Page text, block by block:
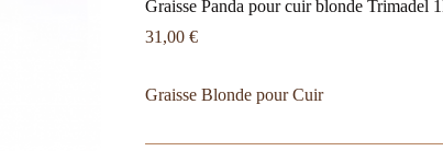
Graisse Panda pour cuir blonde Trimadel
31,00 €
Graisse Blonde pour Cuir